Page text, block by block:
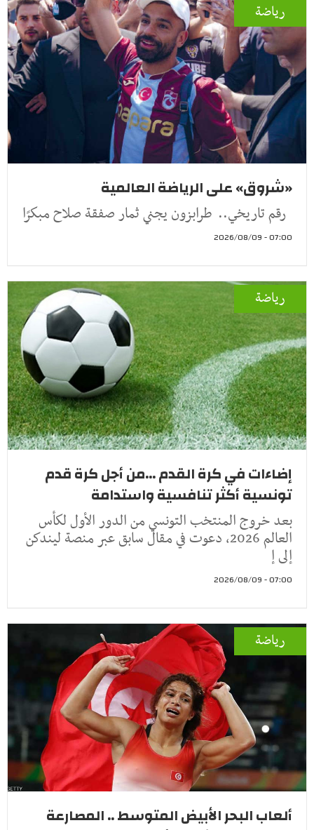
رياضة
«شروق» على الرياضة العالمية
رقم تاريخي.. طرابزون يجني ثمار صفقة صلاح مبكرًا
07:00 - 2026/08/09
رياضة
إضاءات في كرة القدم ...من أجل كرة قدم
تونسية أكثر تنافسية واستدامة
بعد خروج المنتخب التونسي من الدور الأول لكأس
العالم 2026، دعوت في مقال سابق عبر منصة ليندكن
إلى إ
07:00 - 2026/08/09
رياضة
ألعاب البحر الأبيض المتوسط .. المصارعة